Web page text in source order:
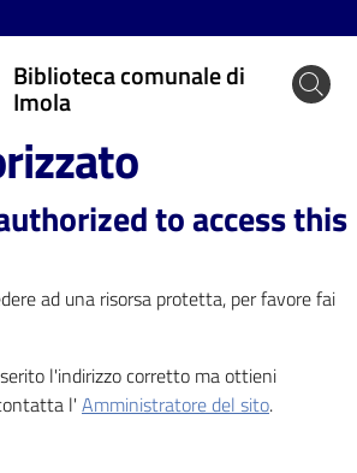
Biblioteca comunale di
Imola
to access this
ad una risorsa protetta, per favore fai
l'indirizzo corretto ma ottieni
l' Amministratore del sito.